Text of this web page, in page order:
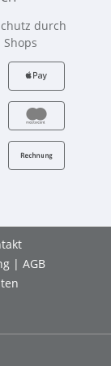
durch
| AGB